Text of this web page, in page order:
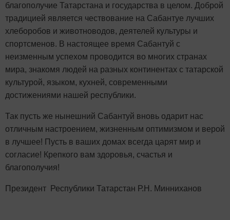
благополучие Татарстана и государства в целом. Доброй
традицией является чествование на Сабантуе лучших
хлеборобов и животноводов, деятелей культуры и
спортсменов. В настоящее время Сабантуй с
неизменным успехом проводится во многих странах
мира, знакомя людей на разных континентах с татарской
культурой, языком, кухней, современными
достижениями нашей республики.
Так пусть же нынешний Сабантуй вновь одарит нас
отличным настроением, жизненным оптимизмом и верой
в лучшее! Пусть в ваших домах всегда царят мир и
согласие! Крепкого вам здоровья, счастья и
благополучия!
Президент Республики Татарстан Р.Н. Минниханов